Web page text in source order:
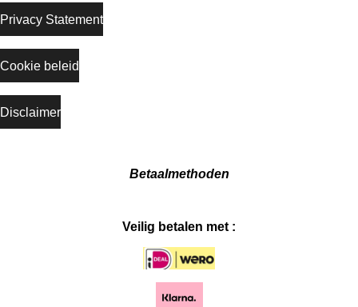
Privacy Statement
Cookie beleid
Disclaimer
Betaalmethoden
Veilig betalen met :